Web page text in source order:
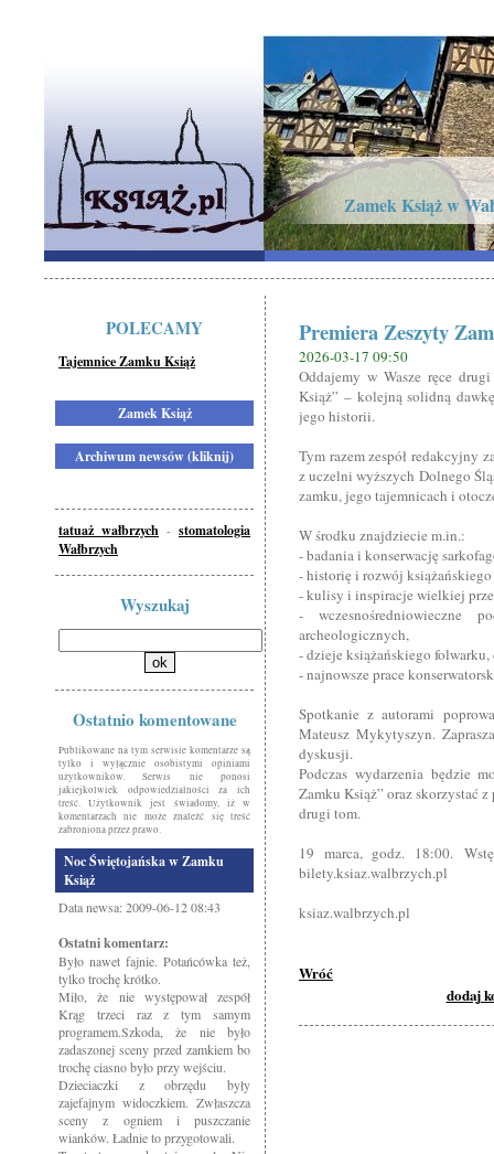
Zamek Książ w
POLECAMY
Tajemnice Zamku Książ
Zamek Książ
Archiwum newsów (kliknij)
tatuaż wałbrzych - stomatologia
Wałbrzych
Wyszukaj
Ostatnio komentowane
Publikowane na tym serwisie komentarze są
tylko i wyłącznie osobistymi opiniami
użytkowników. Serwis nie ponosi
jakiejkolwiek odpowiedzialności za ich
treść. Użytkownik jest świadomy, iż w
komentarzach nie może znaleźć się treść
zabroniona przez prawo.
Noc Świętojańska w Zamku
Książ
Data newsa: 2009-06-12 08:43
Ostatni komentarz:
Było nawet fajnie. Potańcówka też,
tylko trochę krótko.
Miło, że nie występował zespół
Krąg trzeci raz z tym samym
programem.Szkoda, że nie było
zadaszonej sceny przed zamkiem bo
trochę ciasno było przy wejściu.
Dzieciaczki z obrzędu były
zajefajnym widoczkiem. Zwłaszcza
sceny z ogniem i puszczanie
wianków. Ładnie to przygotowali.
Premiera Zeszyty
2026-03-17 09:50
Oddajemy w Wasze ręce
Książ” – kolejną solidną
jego historii.
Tym razem zespół redakcyjny
z uczelni wyższych Dolnego
zamku, jego tajemnicach i
W środku znajdziecie m.in.:
- badania i konserwację
- historię i rozwój książańskiego
- kulisy i inspiracje wielkiej
- wczesnośredniowieczne
archeologicznych,
- dzieje książańskiego
- najnowsze prace
Spotkanie z autorami
Mateusz Mykytyszyn.
dyskusji.
Podczas wydarzenia będzie
Zamku Książ” oraz skorzystać
drugi tom.
19 marca, godz. 18:00.
bilety.ksiaz.walbrzych.pl
ksiaz.walbrzych.pl
Wróć
dodaj